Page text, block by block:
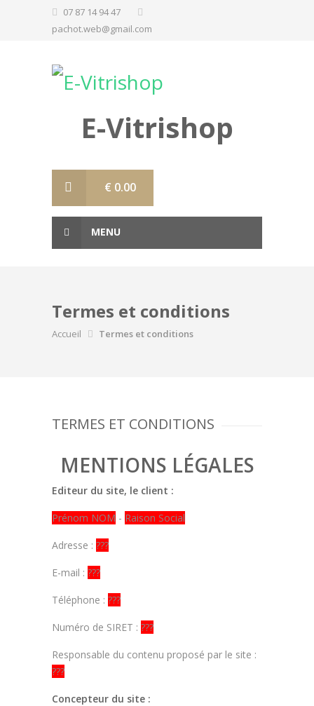
07 87 14 94 47
pachot.web@gmail.com
E-Vitrishop
€ 0.00
MENU
Termes et conditions
Accueil Termes et conditions
TERMES ET CONDITIONS
MENTIONS LÉGALES
Editeur du site, le client :
Prénom NOM - Raison Social
Adresse : ???
E-mail : ???
Téléphone : ???
Numéro de SIRET : ???
Responsable du contenu proposé par le site :
???
Concepteur du site :